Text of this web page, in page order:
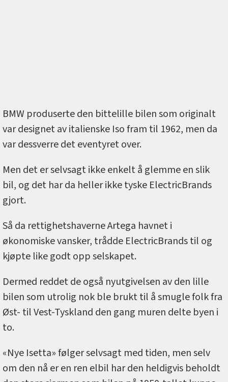
BMW produserte den bittelille bilen som originalt
var designet av italienske Iso fram til 1962, men da
var dessverre det eventyret over.
Men det er selvsagt ikke enkelt å glemme en slik
bil, og det har da heller ikke tyske ElectricBrands
gjort.
Så da rettighetshaverne Artega havnet i
økonomiske vansker, trådde ElectricBrands til og
kjøpte like godt opp selskapet.
Dermed reddet de også nyutgivelsen av den lille
bilen som utrolig nok ble brukt til å smugle folk fra
Øst- til Vest-Tyskland den gang muren delte byen i
to.
«Nye Isetta» følger selvsagt med tiden, men selv
om den nå er en ren elbil har den heldigvis beholdt